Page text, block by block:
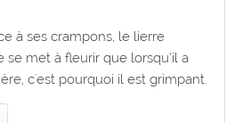
à ses crampons, le lierre
se met à fleurir que lorsqu’il a
c'est pourquoi il est grimpant.